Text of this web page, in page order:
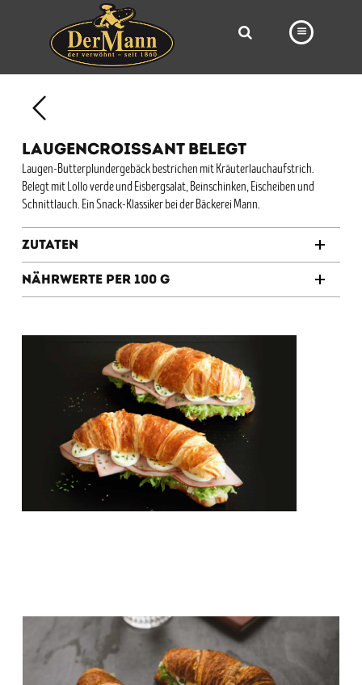
BÄCKEREI
BROTWAY
KARRIERE
LAUGENCROISSANT BELEGT
Laugen-Butterplundergebäck bestrichen mit Kräuterlauchaufstrich.
Belegt mit Lollo verde und Eisbergsalat, Beinschinken, Eischeiben und
Schnittlauch. Ein Snack-Klassiker bei der Bäckerei Mann.
Zutaten
Nährwerte per 100 g